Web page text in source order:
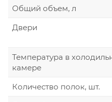
Общий объем, л
Двери
Температура в
камере
Количество полок, шт.